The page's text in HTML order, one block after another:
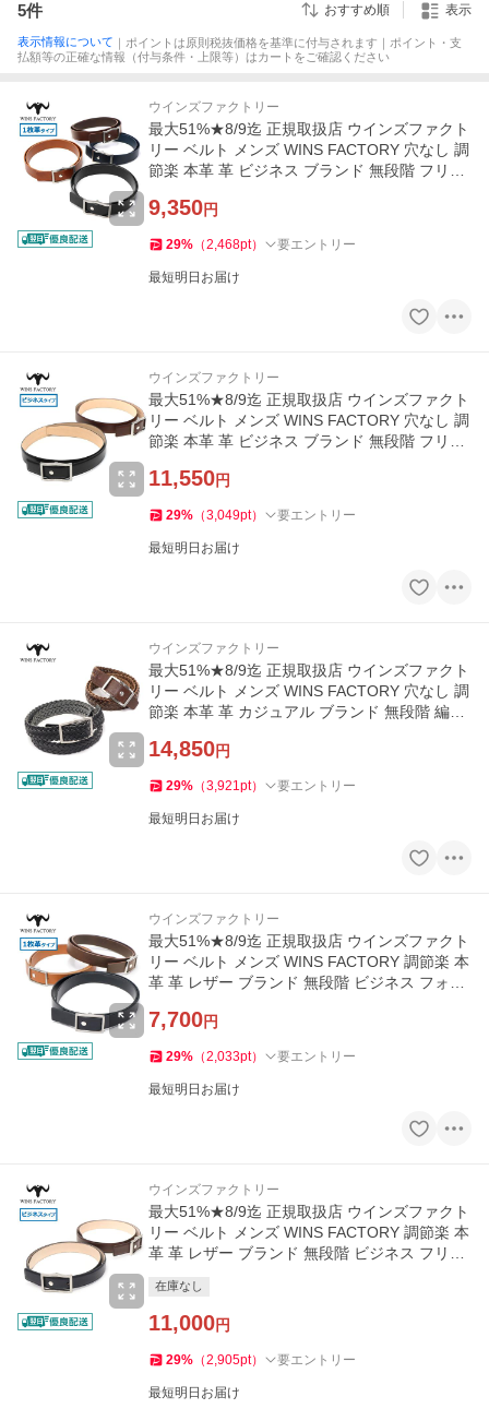
5件 おすすめ順 表示
表示情報について ｜ポイントは原則税抜価格を基準に付与されます｜ポイント・支
払額等の正確な情報（付与条件・上限等）はカートをご確認ください
ウインズファクトリー
最大51%★8/9迄 正規取扱店 ウインズファクト
リー ベルト メンズ WINS FACTORY 穴なし 調
節楽 本革 革 ビジネス ブランド 無段階 フリコ
9,350円
29% （2,468pt） 要エントリー
最短明日お届け
ウインズファクトリー
最大51%★8/9迄 正規取扱店 ウインズファクト
リー ベルト メンズ WINS FACTORY 穴なし 調
節楽 本革 革 ビジネス ブランド 無段階 フリコ
11,550円
29% （3,049pt） 要エントリー
最短明日お届け
ウインズファクトリー
最大51%★8/9迄 正規取扱店 ウインズファクト
リー ベルト メンズ WINS FACTORY 穴なし 調
節楽 本革 革 カジュアル ブランド 無段階 編み
14,850円
29% （3,921pt） 要エントリー
最短明日お届け
ウインズファクトリー
最大51%★8/9迄 正規取扱店 ウインズファクト
リー ベルト メンズ WINS FACTORY 調節楽 本
革 革 レザー ブランド 無段階 ビジネス フォー
7,700円
29% （2,033pt） 要エントリー
最短明日お届け
ウインズファクトリー
最大51%★8/9迄 正規取扱店 ウインズファクト
リー ベルト メンズ WINS FACTORY 調節楽 本
革 革 レザー ブランド 無段階 ビジネス フリコ
在庫なし
11,000円
29% （2,905pt） 要エントリー
最短明日お届け